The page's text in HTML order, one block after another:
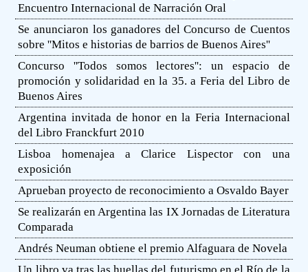
Encuentro Internacional de Narración Oral
Se anunciaron los ganadores del Concurso de Cuentos
sobre ''Mitos e historias de barrios de Buenos Aires''
Concurso ''Todos somos lectores'': un espacio de
promoción y solidaridad en la 35. a Feria del Libro de
Buenos Aires
Argentina invitada de honor en la Feria Internacional
del Libro Franckfurt 2010
Lisboa homenajea a Clarice Lispector con una
exposición
Aprueban proyecto de reconocimiento a Osvaldo Bayer
Se realizarán en Argentina las IX Jornadas de Literatura
Comparada
Andrés Neuman obtiene el premio Alfaguara de Novela